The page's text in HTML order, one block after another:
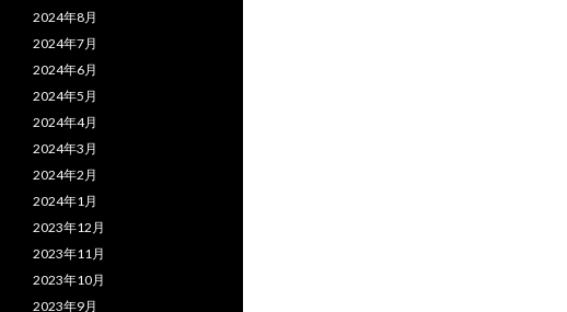
2024年8月
2024年7月
2024年6月
2024年5月
2024年4月
2024年3月
2024年2月
2024年1月
2023年12月
2023年11月
2023年10月
2023年9月